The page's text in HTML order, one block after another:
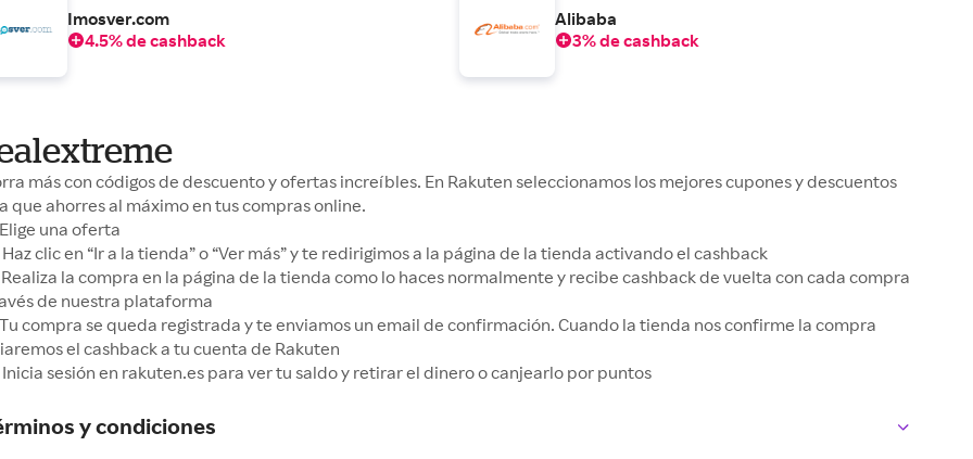
Imosver.com
4.5% de cashback
Alibaba
3% de cashback
más con códigos de descuento y ofertas increíbles. En Rakuten seleccionamos los mejores cupones y descuentos
que ahorres al máximo en tus compras online.
una oferta
clic en “Ir a la tienda” o “Ver más” y te redirigimos a la página de la tienda activando el cashback
la compra en la página de la tienda como lo haces normalmente y recibe cashback de vuelta con cada compra
de nuestra plataforma
compra se queda registrada y te enviamos un email de confirmación. Cuando la tienda nos confirme la compra
el cashback a tu cuenta de Rakuten
sesión en rakuten.es para ver tu saldo y retirar el dinero o canjearlo por puntos
y condiciones